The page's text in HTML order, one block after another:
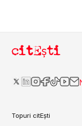
citEști
Topuri citEști